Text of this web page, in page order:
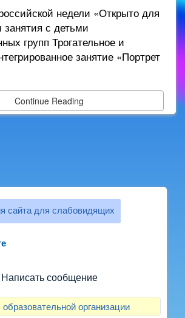
недели «Открыто для
с детьми
групп Трогательное и
занятие «Портрет
Continue Reading
сайта для слабовидящих
о воспитателях? Знаете, как
Написать сообщение
организации